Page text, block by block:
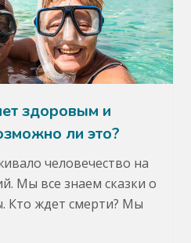
здоровым и
ли это?
человечество на
Мы все знаем сказки о
Кто ждет смерти? Мы